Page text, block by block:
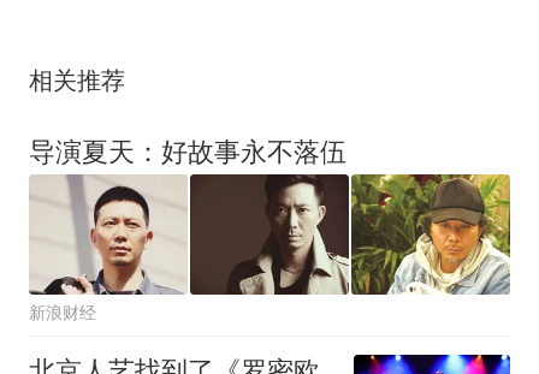
相关推荐
导演夏天：好故事永不落伍
新浪财经